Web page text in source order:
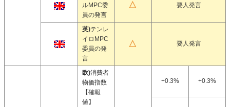
ルMPC委
員の発言
要人発言
英)テンレ
イロMPC
委員の発
言
要人発言
欧)消費者
物価指数
【確報
値】
+0.3% +0.3%